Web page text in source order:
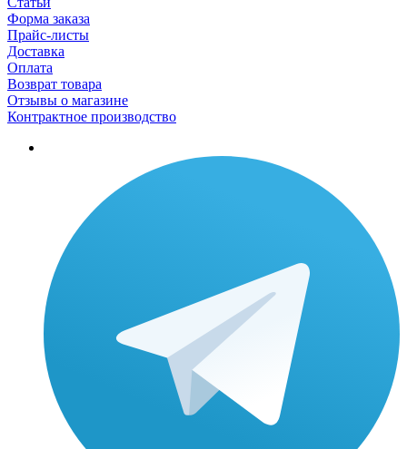
Форма заказа
Прайс-листы
Доставка
Оплата
Возврат товара
Отзывы о магазине
Контрактное производство